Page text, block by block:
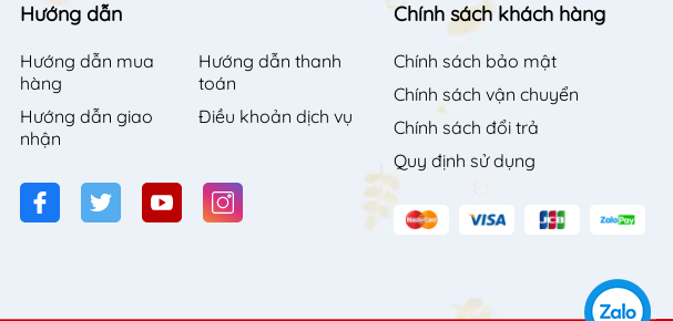
Hướng dẫn
Hướng dẫn mua
hàng
Hướng dẫn thanh
toán
Hướng dẫn giao
nhận
Điều khoản dịch vụ
Chính sách khách hàng
Chính sách bảo mật
Chính sách vận chuyển
Chính sách đổi trả
Quy định sử dụng